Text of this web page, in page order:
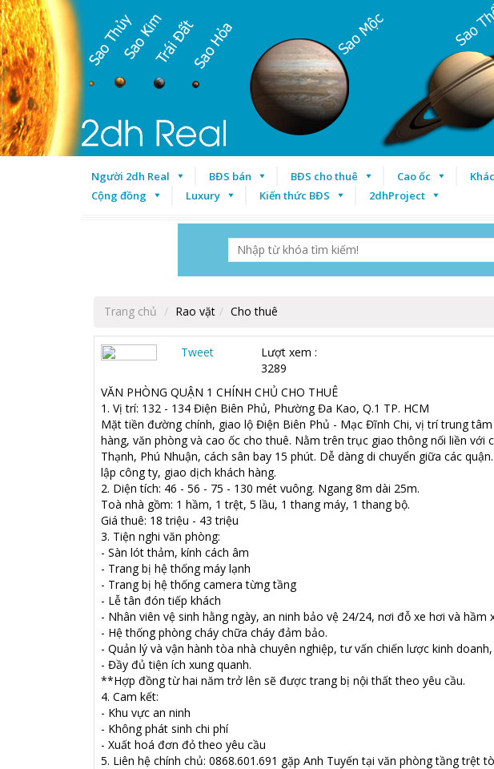
Người 2dh Real BĐS bán BĐS cho thuê Cao ốc
Cộng đồng
Luxury Kiến thức BĐS 2dhProject
Trang chủ Rao vặt Cho thuê
Tweet
Lượt xem :
3289
VĂN PHÒNG QUẬN 1 CHÍNH CHỦ CHO THUÊ
1. Vị trí: 132 - 134 Điện Biên Phủ, Phường Đa Kao, Q.1 TP. HCM
Mặt tiền đường chính, giao lộ Điện Biên Phủ - Mạc Đĩnh Chi, vị trí trung
hàng, văn phòng và cao ốc cho thuê. Nằm trên trục giao thông nối liền với
Thạnh, Phú Nhuận, cách sân bay 15 phút. Dễ dàng di chuyển giữa các
lập công ty, giao dịch khách hàng.
2. Diện tích: 46 - 56 - 75 - 130 mét vuông. Ngang 8m dài 25m.
Toà nhà gồm: 1 hầm, 1 trệt, 5 lầu, 1 thang máy, 1 thang bộ.
Giá thuê: 18 triệu - 43 triệu
3. Tiện nghi văn phòng:
- Sàn lót thảm, kính cách âm
- Trang bị hệ thống máy lạnh
- Trang bị hệ thống camera từng tầng
- Lễ tân đón tiếp khách
- Nhân viên vệ sinh hằng ngày, an ninh bảo vệ 24/24, nơi đỗ xe hơi và hầm
- Hệ thống phòng cháy chữa cháy đảm bảo.
- Quản lý và vận hành tòa nhà chuyên nghiệp, tư vấn chiến lược kinh
- Đầy đủ tiện ích xung quanh.
**Hợp đồng từ hai năm trở lên sẽ được trang bị nội thất theo yêu cầu.
4. Cam kết:
- Khu vực an ninh
- Không phát sinh chi phí
- Xuất hoá đơn đỏ theo yêu cầu
5. Liên hệ chính chủ: 0868.601.691 gặp Anh Tuyến tại văn phòng tầng trệt